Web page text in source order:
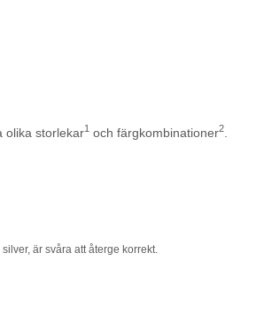
olika storlekar1 och färgkombinationer2
är svåra att återge korrekt.